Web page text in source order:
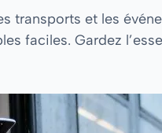
transports et les
faciles. Gardez